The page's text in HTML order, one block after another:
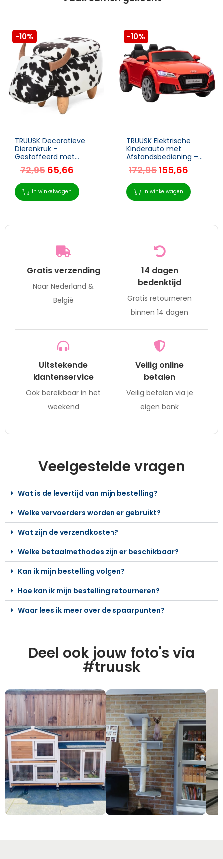
-10%
TRUUSK Decoratieve
Dierenkruk –
Gestoffeerd met
Opbergruimte – Piggy
Voetenbank – Zwart en
Wit – 62 x 35 x 36 cm
72,95 65,66
In winkelwagen
-10%
TRUUSK Elektrische
Kinderauto met
Afstandsbediening –
MP3-speler – Geschikt
voor 3-6 jaar – Rood –
102 x 60 x 44 cm
172,95155,66
In winkelwagen
Gratis verzending
Naar Nederland &
België
14 dagen
bedenktijd
Gratis retourneren
binnen 14 dagen
Uitstekende
klantenservice
Ook bereikbaar in het
weekend
Veilig online
betalen
Veilig betalen via je
eigen bank
Veelgestelde vragen
Wat is de levertijd van mijn bestelling?
Welke vervoerders worden er gebruikt?
Wat zijn de verzendkosten?
Welke betaalmethodes zijn er beschikbaar?
Kan ik mijn bestelling volgen?
Hoe kan ik mijn bestelling retourneren?
Waar lees ik meer over de spaarpunten?
Deel ook jouw foto's via
#truusk